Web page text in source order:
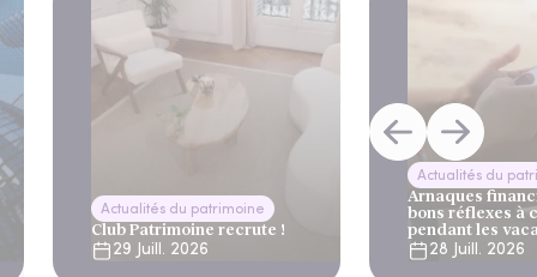
Actualités du patrimoine
Club Patrimoine recrute !
29 Juill. 2026
Actualités du
Arnaques
bons réflexes à
pendant les
28 Juill. 2026